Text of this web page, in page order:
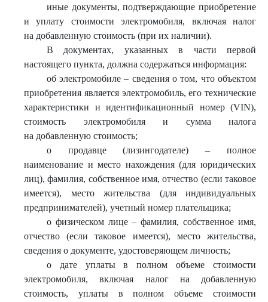
иные документы, подтверждающие приобретение
и уплату стоимости электромобиля, включая налог
на добавленную стоимость (при их наличии).
В документах, указанных в части первой
настоящего пункта, должна содержаться информация:
об электромобиле – сведения о том, что объектом
приобретения является электромобиль, его технические
характеристики и идентификационный номер (VIN),
стоимость электромобиля и сумма налога
на добавленную стоимость;
о продавце (лизингодателе) – полное
наименование и место нахождения (для юридических
лиц), фамилия, собственное имя, отчество (если таковое
имеется), место жительства (для индивидуальных
предпринимателей), учетный номер плательщика;
о физическом лице – фамилия, собственное имя,
отчество (если таковое имеется), место жительства,
сведения о документе, удостоверяющем личность;
о дате уплаты в полном объеме стоимости
электромобиля, включая налог на добавленную
стоимость, уплаты в полном объеме стоимости